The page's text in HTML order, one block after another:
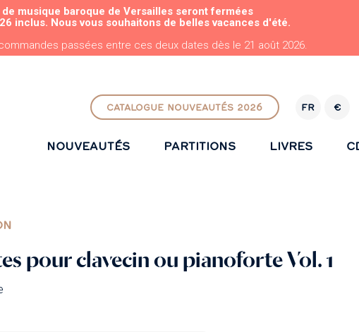
AU CONTENU PRINCIPAL
musique baroque de Versailles seront fermées
inclus. Nous vous souhaitons de belles vacances d'été.
passées entre ces deux dates dès le 21 août 2026.
CATALOGUE NOUVEAUTÉS 2026 FR
R
€
NOUVEAUTÉS PARTITIONS LIVRES
pour clavecin ou pianoforte Vol. 1